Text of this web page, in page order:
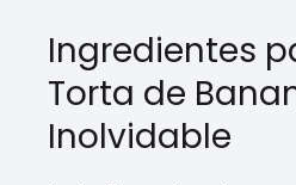
Ingredientes
Torta de
Inolvidable